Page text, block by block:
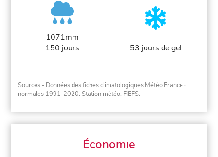
1071mm
150 jours
53 jours de gel
Sources - Données des fiches climatologiques Météo France ·
normales 1991-2020. Station météo: FIEFS.
Économie